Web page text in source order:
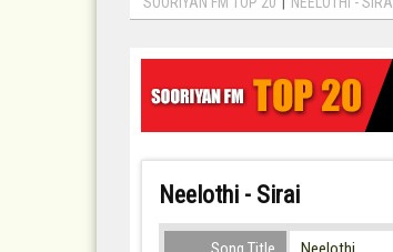
Neelothi - Sirai